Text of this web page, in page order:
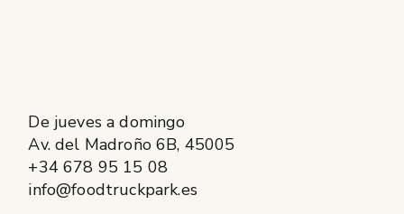
De jueves a domingo
Av. del Madroño 6B, 45005
+34 678 95 15 08
info@foodtruckpark.es